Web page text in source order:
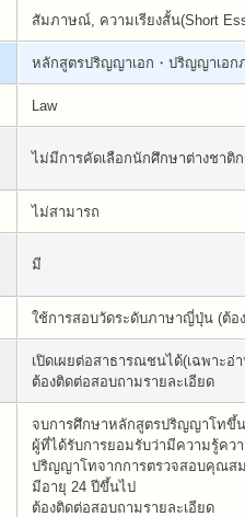
สัมภาษณ์, ความเรียงสั้น(Short
หลักสูตรปริญญาเอก・ปริญญาเอก
Law
ไม่มีการคัดเลือกนักศึกษาต่างชาติ
ไม่สามารถ
มี
ใช้การสอบวัดระดับภาษาญี่ปุ่น (ต้อ
เปิดเผยต่อสาธารณชนได้(เฉพาะอ่
ต้องติดต่อสอบถามรายละเอียด
จบการศึกษาหลักสูตรปริญญาโทขึ้
ผู้ที่ได้รับการยอมรับว่ามีความรู้คว
ปริญญาโทจากการตรวจสอบคุณส
มีอายุ 24 ปีขึ้นไป
ต้องติดต่อสอบถามรายละเอียด